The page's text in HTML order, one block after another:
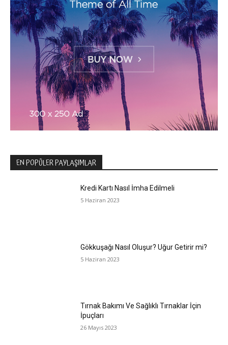
EN POPÜLER PAYLAŞIMLAR
Kredi Kartı Nasıl İmha Edilmeli
5 Haziran 2023
Gökkuşağı Nasıl Oluşur? Uğur Getirir mi?
5 Haziran 2023
Tırnak Bakımı Ve Sağlıklı Tırnaklar İçin
İpuçları
26 Mayıs 2023